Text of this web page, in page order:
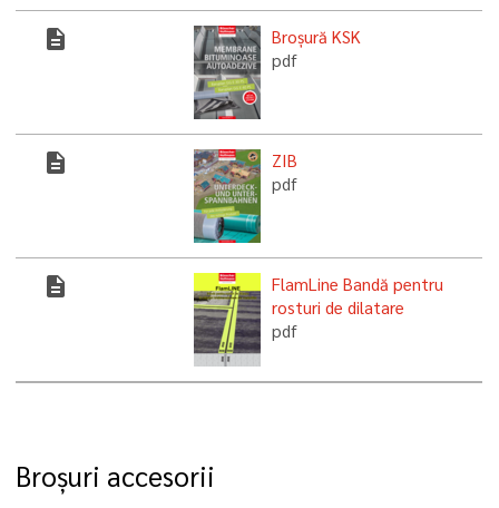
description
Broșură KSK
pdf
description
ZIB
pdf
description
FlamLine Bandă pentru
rosturi de dilatare
pdf
Broșuri accesorii